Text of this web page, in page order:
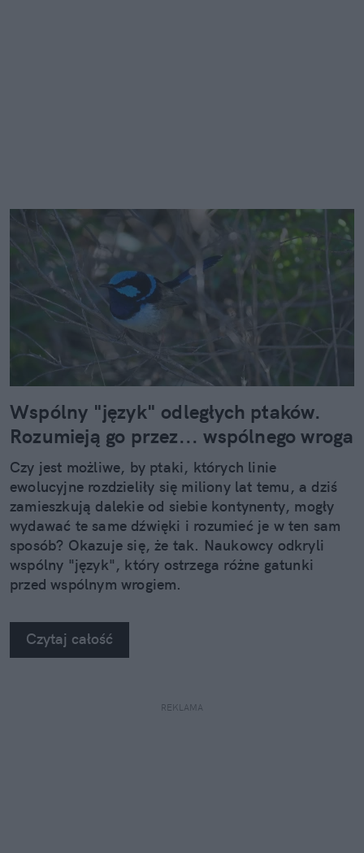
Wspólny "język" odległych ptaków.
Rozumieją go przez... wspólnego wroga
Czy jest możliwe, by ptaki, których linie
ewolucyjne rozdzieliły się miliony lat temu, a dziś
zamieszkują dalekie od siebie kontynenty, mogły
wydawać te same dźwięki i rozumieć je w ten sam
sposób? Okazuje się, że tak. Naukowcy odkryli
wspólny "język", który ostrzega różne gatunki
przed wspólnym wrogiem.
Czytaj całość
REKLAMA